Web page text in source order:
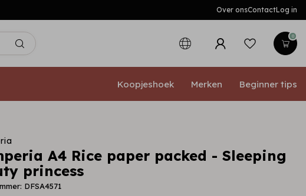
Over onsContactLog in
0
Koopjeshoek Merken Beginner tips
A4 Rice paper packed - Sleeping
princess
DFSA4571